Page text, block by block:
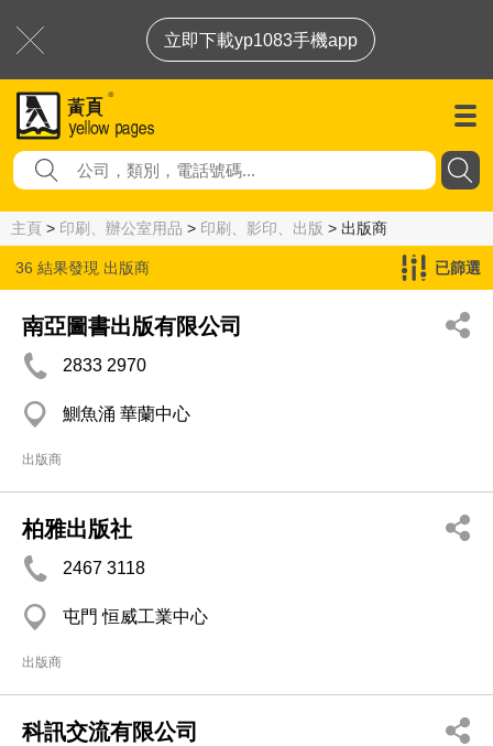
立即下載yp1083手機app
主頁 > 印刷、辦公室用品 > 印刷、影印、出版 > 出版商
36 結果發現 出版商 已篩選
南亞圖書出版有限公司
2833 2970
鰂魚涌 華蘭中心
出版商
柏雅出版社
2467 3118
屯門 恒威工業中心
出版商
科訊交流有限公司